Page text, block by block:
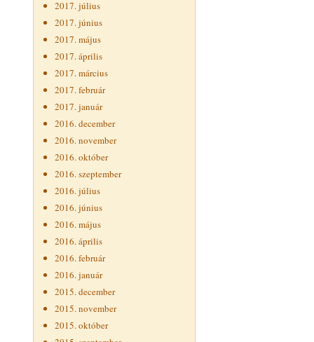
2017. július
2017. június
2017. május
2017. április
2017. március
2017. február
2017. január
2016. december
2016. november
2016. október
2016. szeptember
2016. július
2016. június
2016. május
2016. április
2016. február
2016. január
2015. december
2015. november
2015. október